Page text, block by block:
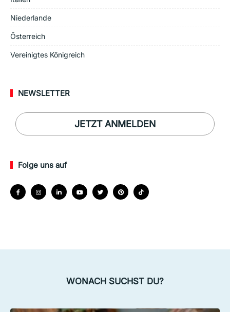
Niederlande
Österreich
Vereinigtes Königreich
NEWSLETTER
JETZT ANMELDEN
Folge uns auf
WONACH SUCHST DU?